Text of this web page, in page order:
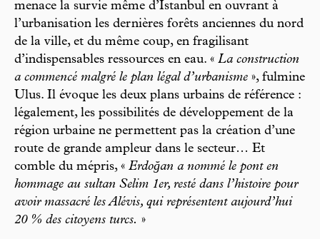
menace la survie même d’Istanbul en ouvrant à
l’urbanisation les dernières forêts anciennes du nord
de la ville, et du même coup, en fragilisant
d’indispensables ressources en eau. « La construction
a commencé malgré le plan légal d’urbanisme », fulmine
Ulus. Il évoque les deux plans urbains de référence :
légalement, les possibilités de développement de la
région urbaine ne permettent pas la création d’une
route de grande ampleur dans le secteur… Et
comble du mépris, « Erdoğan a nommé le pont en
hommage au sultan Selim 1er, resté dans l’histoire pour
avoir massacré les Alévis, qui représentent aujourd’hui
20 % des citoyens turcs. »